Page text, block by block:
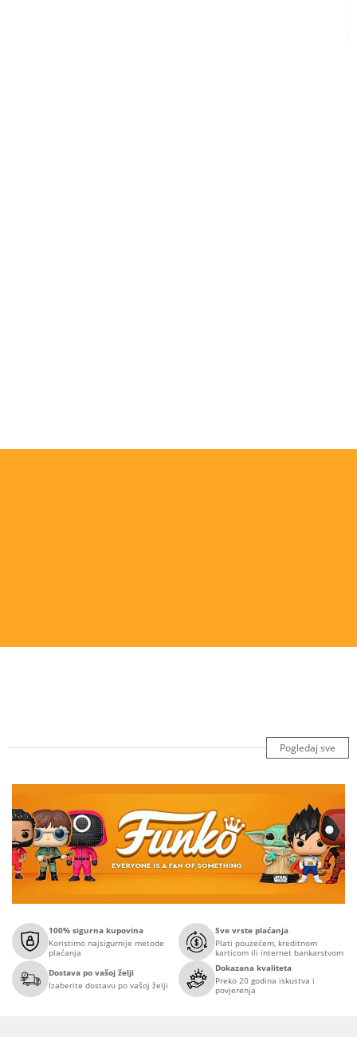
Pogledaj sve
100% sigurna kupovina
Koristimo najsigurnije metode
plaćanja
Sve vrste plaćanja
Plati pouzećem, kreditnom
karticom ili internet bankarstvom
Dostava po vašoj želji
Izaberite dostavu po vašoj želji
Dokazana kvaliteta
Preko 20 godina iskustva i
povjerenja